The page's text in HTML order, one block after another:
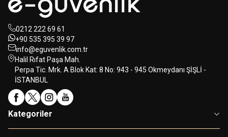
0212 222 69 61
+90 535 395 39 97
info@eguvenlik.com.tr
Halil Rıfat Paşa Mah.
Perpa Tic. Mrk. A Blok Kat: 8 No: 943 - 945 Okmeydanı ŞİŞLİ -
İSTANBUL
Kategoriler